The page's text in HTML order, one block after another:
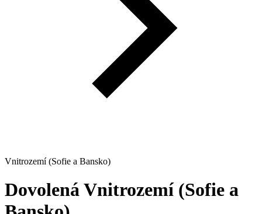
Vnitrozemí (Sofie a Bansko)
DovolenáVnitrozemí (Sofie a